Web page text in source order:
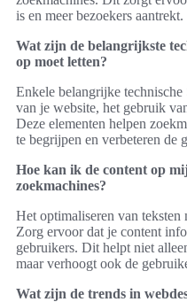
is en meer bezoekers aantrekt.
Wat zijn de belangrijkste
op moet letten?
Enkele belangrijke
van je website, het gebruik
Deze elementen helpen
te begrijpen en verbeteren de
Hoe kan ik de content op
zoekmachines?
Het optimaliseren van
Zorg ervoor dat je content
gebruikers. Dit helpt niet
maar verhoogt ook de
Wat zijn de trends in